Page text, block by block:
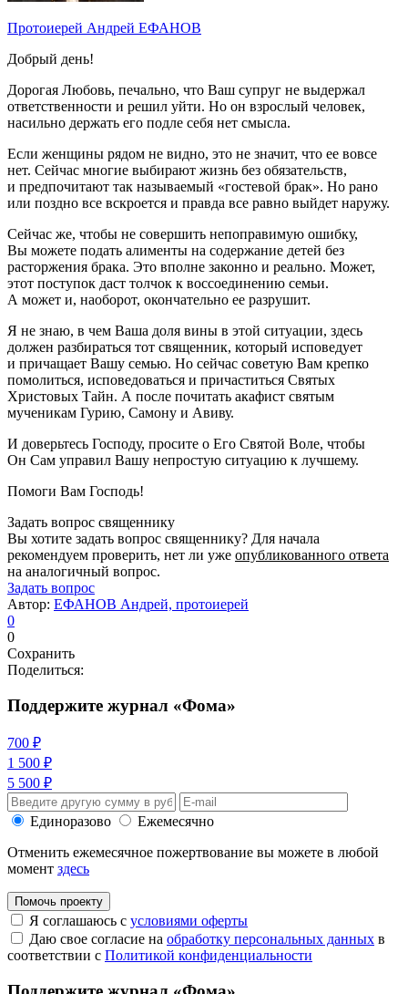
Протоиерей Андрей ЕФАНОВ
Добрый день!
Дорогая Любовь, печально, что Ваш супруг не выдержал
ответственности и решил уйти. Но он взрослый человек,
насильно держать его подле себя нет смысла.
Если женщины рядом не видно, это не значит, что ее вовсе
нет. Сейчас многие выбирают жизнь без обязательств,
и предпочитают так называемый «гостевой брак». Но рано
или поздно все вскроется и правда все равно выйдет наружу.
Сейчас же, чтобы не совершить непоправимую ошибку,
Вы можете подать алименты на содержание детей без
расторжения брака. Это вполне законно и реально. Может,
этот поступок даст толчок к воссоединению семьи.
А может и, наоборот, окончательно ее разрушит.
Я не знаю, в чем Ваша доля вины в этой ситуации, здесь
должен разбираться тот священник, который исповедует
и причащает Вашу семью. Но сейчас советую Вам крепко
помолиться, исповедоваться и причаститься Святых
Христовых Тайн. А после почитать акафист святым
мученикам Гурию, Самону и Авиву.
И доверьтесь Господу, просите о Его Святой Воле, чтобы
Он Сам управил Вашу непростую ситуацию к лучшему.
Помоги Вам Господь!
Задать вопрос священнику
Вы хотите задать вопрос священнику? Для начала
рекомендуем проверить, нет ли уже опубликованного ответа
на аналогичный вопрос.
Задать вопрос
Автор: ЕФАНОВ Андрей, протоиерей
0
0
Сохранить
Поделиться:
Поддержите журнал «Фома»
700 ₽
1 500 ₽
5 500 ₽
Единоразово
Ежемесячно
Отменить ежемесячное пожертвование вы можете в любой
момент здесь
Помочь проекту
Я соглашаюсь с условиями оферты
Даю свое согласие на обработку персональных данных в
соответствии с Политикой конфиденциальности